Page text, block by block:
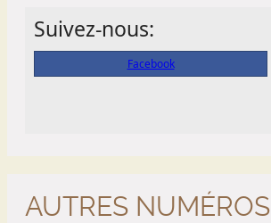
AUTRES NUMÉROS